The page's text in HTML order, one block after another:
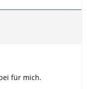
für mich.